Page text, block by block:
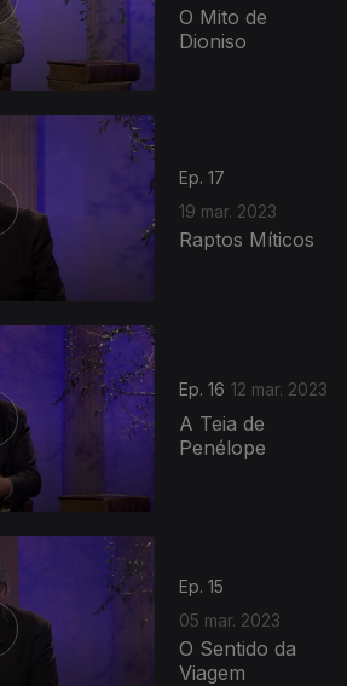
O Mito de
Dioniso
Ep. 17
19 mar. 2023
Raptos Míticos
Ep. 16 12 mar. 2023
A Teia de
Penélope
Ep. 15
05 mar. 2023
O Sentido da
Viagem